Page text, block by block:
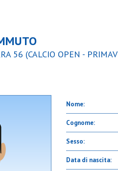
56 (CALCIO OPEN -
Nome:
Cognome:
Sesso:
Data di nascita: